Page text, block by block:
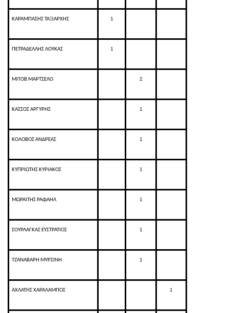
ΚΑΡΑΜΠΑΣΗΣ ΤΑΞΙΑΡΧΗΣ 1
ΠΕΤΡΑΔΕΛΛΗΣ ΛΟΥΚΑΣ 1
ΜΙΤΟΒ ΜΑΡΤΣΕΛΟ 2
ΚΑΣΣΟΣ ΑΡΓΥΡΗΣ 1
ΚΟΛΟΒΟΣ ΑΝΔΡΕΑΣ 1
ΚΥΠΡΙΩΤΗΣ ΚΥΡΙΑΚΟΣ 1
ΜΩΡΑΙΤΗΣ ΡΑΦΑΗΛ 1
ΣΟΥΡΛΑΓΚΑΣ ΕΥΣΤΡΑΤΙΟΣ 1
ΤΖΑΝΑΒΑΡΗ ΜΥΡΣΙΝΗ 1
ΑΧΛΑΤΗΣ ΧΑΡΑΛΑΜΠΟΣ 1